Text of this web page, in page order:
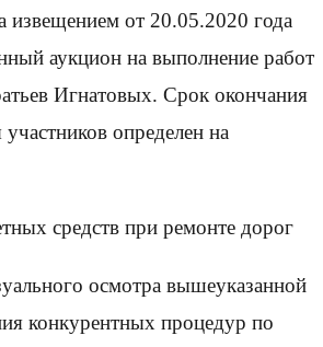
извещением от 20.05.2020 года
аукцион на выполнение работ
Игнатовых. Срок окончания
определен на
осмотра вышеуказанной
конкурентных процедур по